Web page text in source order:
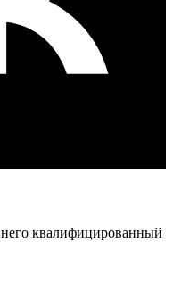
квалифицированный